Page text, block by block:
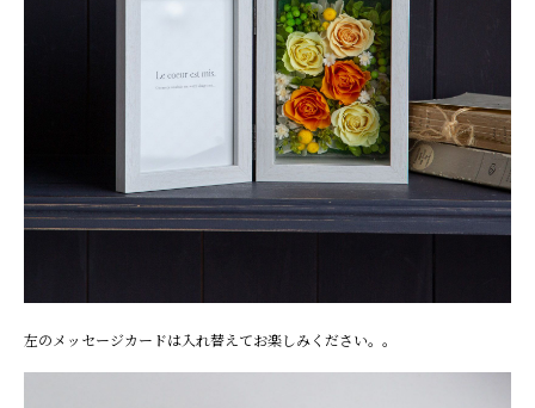
左のメッセージカードは入れ替えてお楽しみください。。